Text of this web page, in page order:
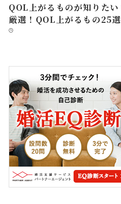
QOL上がるものが知りた
厳選！QOL上がるもの25選